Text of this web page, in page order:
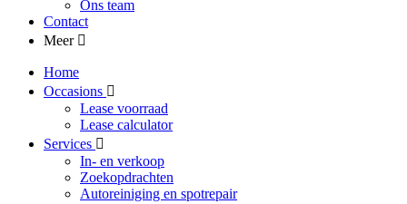
Ons team
Contact
Meer
Home
Occasions
Lease voorraad
Lease calculator
Services
In- en verkoop
Zoekopdrachten
Autoreiniging en spotrepair